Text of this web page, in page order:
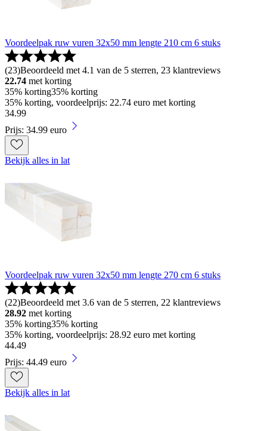
Voordeelpak ruw vuren 32x50 mm lengte 210 cm 6 stuks
(23)Beoordeeld met 4.1 van de 5 sterren, 23 klantreviews
22.74 met korting
35% korting35% korting
35% korting, voordeelprijs: 22.74 euro met korting
34.99
Prijs: 34.99 euro
Bekijk alles in lat
Voordeelpak ruw vuren 32x50 mm lengte 270 cm 6 stuks
(22)Beoordeeld met 3.6 van de 5 sterren, 22 klantreviews
28.92 met korting
35% korting35% korting
35% korting, voordeelprijs: 28.92 euro met korting
44.49
Prijs: 44.49 euro
Bekijk alles in lat